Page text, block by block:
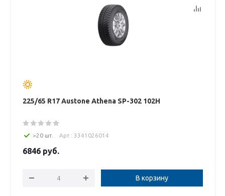
225/65 R17 Austone Athena SP-302 102H
>20 шт. Арт : 3341026014
6846 руб.
В корзину